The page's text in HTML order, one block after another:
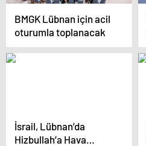
BMGK Lübnan için acil
oturumla toplanacak
İsrail, Lübnan’da
Hizbullah’a Hava